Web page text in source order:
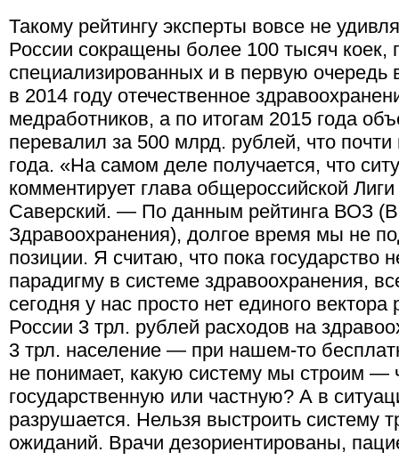
Такому рейтингу эксперты вовсе не
России сокращены более 100 тысяч коек,
специализированных и в первую очередь
в 2014 году отечественное
медработников, а по итогам 2015 года
перевалил за 500 млрд. рублей, что
года. «На самом деле получается, что
комментирует глава общероссийской
Саверский. — По данным рейтинга ВОЗ
Здравоохранения), долгое время мы не
позиции. Я считаю, что пока государство
парадигму в системе здравоохранения,
сегодня у нас просто нет единого
России 3 трл. рублей расходов на
3 трл. население — при нашем-то
не понимает, какую систему мы строим —
государственную или частную? А в
разрушается. Нельзя выстроить систему
ожиданий. Врачи дезориентированы,